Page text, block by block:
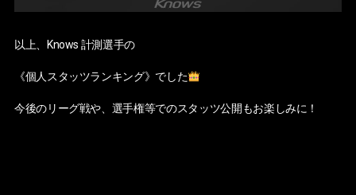
以上、Knows 計測選手の
《個人スタッツランキング》でした
今後のリーグ戦や、選手権等でのスタッツ公開もお楽しみに！